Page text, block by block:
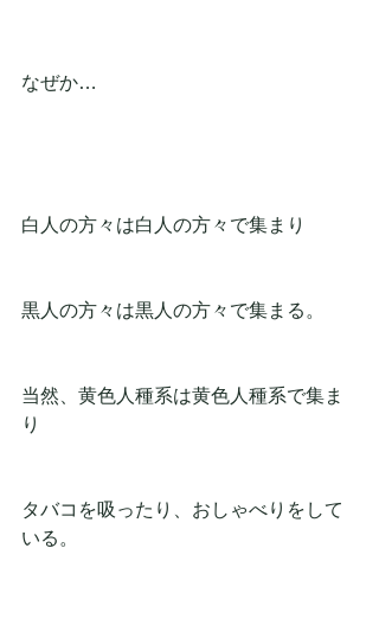
なぜか…
白人の方々は白人の方々で集まり
黒人の方々は黒人の方々で集まる。
当然、黄色人種系は黄色人種系で集ま
り
タバコを吸ったり、おしゃべりをして
いる。